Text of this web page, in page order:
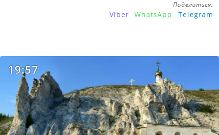
Поделиться:
Viber WhatsApp Telegram
19:57